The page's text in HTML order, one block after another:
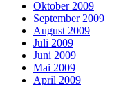
Oktober 2009
September 2009
August 2009
Juli 2009
Juni 2009
Mai 2009
April 2009